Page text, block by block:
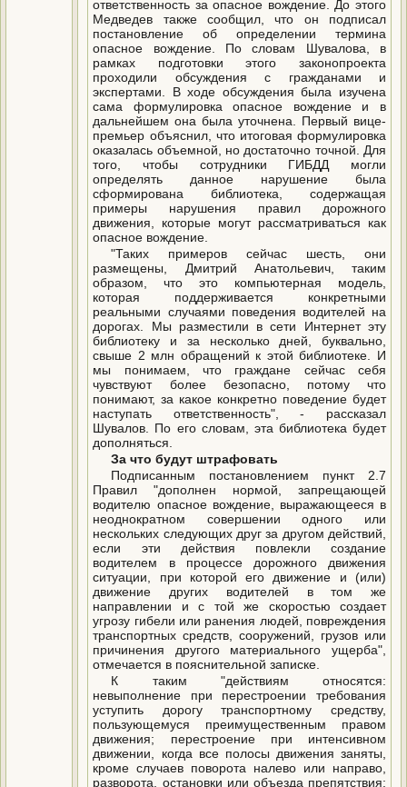
ответственность за опасное вождение. До этого
Медведев также сообщил, что он подписал
постановление об определении термина
опасное вождение. По словам Шувалова, в
рамках подготовки этого законопроекта
проходили обсуждения с гражданами и
экспертами. В ходе обсуждения была изучена
сама формулировка опасное вождение и в
дальнейшем она была уточнена. Первый вице-
премьер объяснил, что итоговая формулировка
оказалась объемной, но достаточно точной. Для
того, чтобы сотрудники ГИБДД могли
определять данное нарушение была
сформирована библиотека, содержащая
примеры нарушения правил дорожного
движения, которые могут рассматриваться как
опасное вождение.
"Таких примеров сейчас шесть, они
размещены, Дмитрий Анатольевич, таким
образом, что это компьютерная модель,
которая поддерживается конкретными
реальными случаями поведения водителей на
дорогах. Мы разместили в сети Интернет эту
библиотеку и за несколько дней, буквально,
свыше 2 млн обращений к этой библиотеке. И
мы понимаем, что граждане сейчас себя
чувствуют более безопасно, потому что
понимают, за какое конкретно поведение будет
наступать ответственность", - рассказал
Шувалов. По его словам, эта библиотека будет
дополняться.
За что будут штрафовать
Подписанным постановлением пункт 2.7
Правил "дополнен нормой, запрещающей
водителю опасное вождение, выражающееся в
неоднократном совершении одного или
нескольких следующих друг за другом действий,
если эти действия повлекли создание
водителем в процессе дорожного движения
ситуации, при которой его движение и (или)
движение других водителей в том же
направлении и с той же скоростью создает
угрозу гибели или ранения людей, повреждения
транспортных средств, сооружений, грузов или
причинения другого материального ущерба",
отмечается в пояснительной записке.
К таким "действиям относятся:
невыполнение при перестроении требования
уступить дорогу транспортному средству,
пользующемуся преимущественным правом
движения; перестроение при интенсивном
движении, когда все полосы движения заняты,
кроме случаев поворота налево или направо,
разворота, остановки или объезда препятствия;